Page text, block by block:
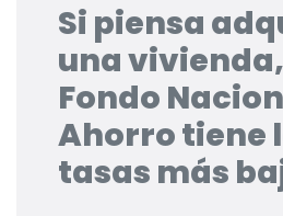
Si piensa
una
Fondo
Ahorro tiene
tasas más